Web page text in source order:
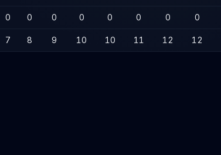
0 0 0 0 0 0 0 0
7 8 9 10 10 11 12 12